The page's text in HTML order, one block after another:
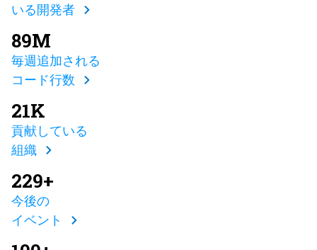
いる開発者
89M
毎週追加される
コード行数
21K
貢献している
組織
229+
今後の
イベント